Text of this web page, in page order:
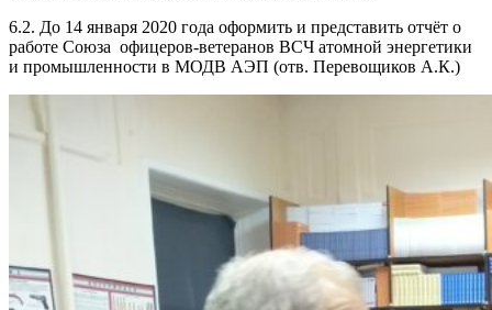
6.2. До 14 января 2020 года оформить и представить отчёт о
работе Союза офицеров-ветеранов ВСЧ атомной энергетики
и промышленности в МОДВ АЭП (отв. Перевощиков А.К.)